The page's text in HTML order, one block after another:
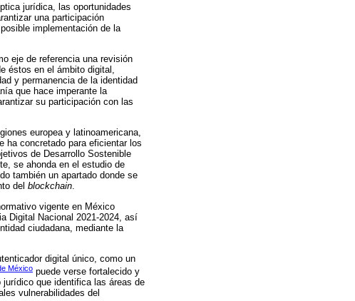
jurídica, las oportunidades
una participación
implementación de la
eje de referencia una revisión
éstos en el ámbito digital,
y permanencia de la identidad
que hace imperante la
su participación con las
europea y latinoamericana,
ha concretado para eficientar los
de Desarrollo Sostenible
se ahonda en el estudio de
también un apartado donde se
del blockchain.
vigente en México
Digital Nacional 2021-2024, así
ciudadana, mediante la
digital único, como un
México puede verse fortalecido y
que identifica las áreas de
vulnerabilidades del